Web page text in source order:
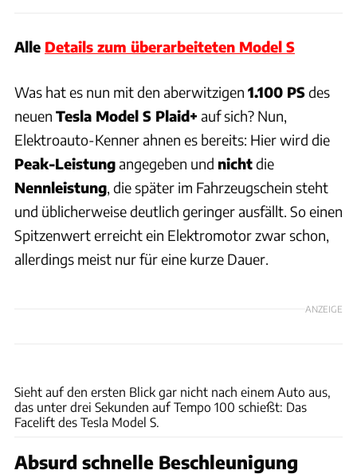
Alle Details zum überarbeiteten Model S
Was hat es nun mit den aberwitzigen 1.100 PSdes
neuen Tesla Model S Plaid+ auf sich? Nun,
Elektroauto-Kenner ahnen es bereits: Hier wird die
Peak-Leistungangegeben und nichtdie
Nennleistung, die später im Fahrzeugschein steht
und üblicherweise deutlich geringer ausfällt. So einen
Spitzenwert erreicht ein Elektromotor zwar schon,
allerdings meist nur für eine kurze Dauer.
ANZEIGE
Sieht auf den ersten Blick gar nicht nach einem Auto aus,
das unter drei Sekunden auf Tempo 100 schießt: Das
Facelift des Tesla Model S.
Absurd schnelle Beschleunigung